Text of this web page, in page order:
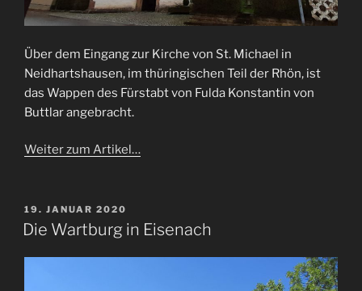
Über dem Eingang zur Kirche von St. Michael in
Neidhartshausen, im thüringischen Teil der Rhön, ist
das Wappen des Fürstabt von Fulda Konstantin von
Buttlar angebracht.
Weiter zum Artikel…
VERÖFFENTLICHT
AM
19. JANUAR 2020
Die Wartburg in Eisenach